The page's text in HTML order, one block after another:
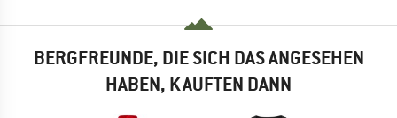
BERGFREUNDE, DIE SICH DAS ANGESEHEN
HABEN, KAUFTEN DANN